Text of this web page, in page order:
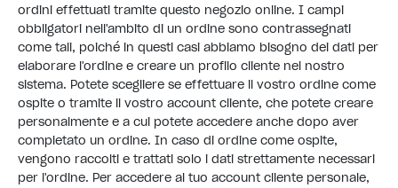
ordini effettuati tramite questo negozio online. I campi
obbligatori nell'ambito di un ordine sono contrassegnati
come tali, poiché in questi casi abbiamo bisogno dei dati per
elaborare l'ordine e creare un profilo cliente nel nostro
sistema. Potete scegliere se effettuare il vostro ordine come
ospite o tramite il vostro account cliente, che potete creare
personalmente e a cui potete accedere anche dopo aver
completato un ordine. In caso di ordine come ospite,
vengono raccolti e trattati solo i dati strettamente necessari
per l'ordine. Per accedere al tuo account cliente personale,